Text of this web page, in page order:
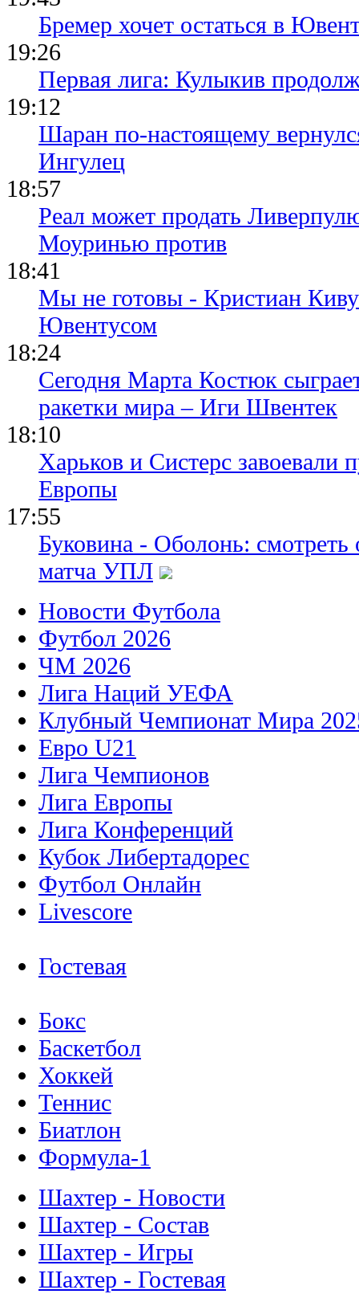
Бремер хочет остаться в
19:26
Первая лига: Кулыкив
19:12
Шаран по-настоящему
Ингулец
18:57
Реал может продать
Моуринью против
18:41
Мы не готовы - Кристиан
Ювентусом
18:24
Сегодня Марта Костюк
ракетки мира – Иги Швентек
18:10
Харьков и Систерс завоевали
Европы
17:55
Буковина - Оболонь:
матча УПЛ
Новости Футбола
Футбол 2026
ЧМ 2026
Лига Наций УЕФА
Клубный Чемпионат Мира
Евро U21
Лига Чемпионов
Лига Европы
Лига Конференций
Кубок Либертадорес
Футбол Онлайн
Livescore
Гостевая
Бокс
Баскетбол
Хоккей
Теннис
Биатлон
Формула-1
Шахтер - Новости
Шахтер - Состав
Шахтер - Игры
Шахтер - Гостевая